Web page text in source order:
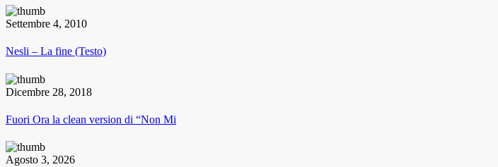
Settembre 4, 2010
Nesli – La fine (Testo)
Dicembre 28, 2018
Fuori Ora la clean version di “Non Mi
Agosto 3, 2026